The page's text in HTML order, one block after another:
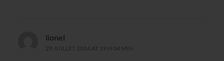
lionel
29 JUILLET 2014 AT 19 H 04 MIN